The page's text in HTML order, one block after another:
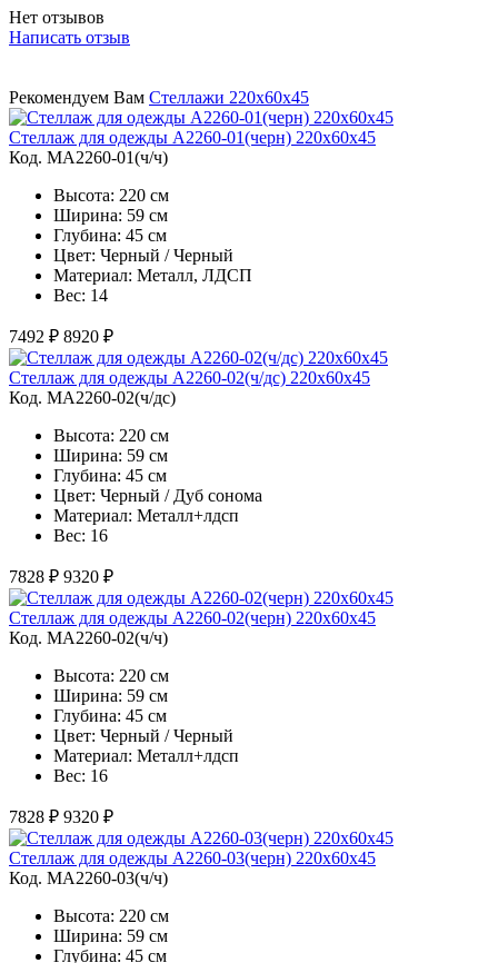
Нет отзывов
Написать отзыв
Рекомендуем Вам Стеллажи 220х60х45
Стеллаж для одежды A2260-01(черн) 220х60х45
Код. MA2260-01(ч/ч)
Высота: 220 см
Ширина: 59 см
Глубина: 45 см
Цвет: Черный / Черный
Материал: Металл, ЛДСП
Вес: 14
7492 ₽ 8920 ₽
Стеллаж для одежды A2260-02(ч/дс) 220х60х45
Код. MA2260-02(ч/дс)
Высота: 220 см
Ширина: 59 см
Глубина: 45 см
Цвет: Черный / Дуб сонома
Материал: Металл+лдсп
Вес: 16
7828 ₽ 9320 ₽
Стеллаж для одежды A2260-02(черн) 220х60х45
Код. MA2260-02(ч/ч)
Высота: 220 см
Ширина: 59 см
Глубина: 45 см
Цвет: Черный / Черный
Материал: Металл+лдсп
Вес: 16
7828 ₽ 9320 ₽
Стеллаж для одежды A2260-03(черн) 220х60х45
Код. MA2260-03(ч/ч)
Высота: 220 см
Ширина: 59 см
Глубина: 45 см